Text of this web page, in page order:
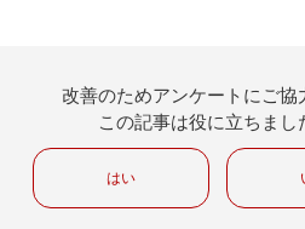
改善のためアンケートにご協
この記事は役に立ちまし
はい